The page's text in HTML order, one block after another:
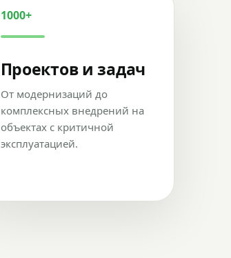
1000+
Проектов и задач
От модернизаций до
комплексных внедрений на
объектах с критичной
эксплуатацией.